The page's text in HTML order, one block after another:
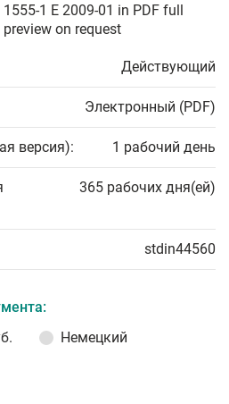
1 E 2009-01 in PDF full
on request
Действующий
Электронный (PDF)
версия): 1 рабочий день
365 рабочих дня(ей)
stdin44560
Немецкий